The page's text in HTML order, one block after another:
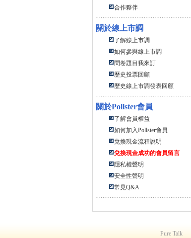
合作夥伴
關於線上市調
了解線上市調
如何參與線上市調
問卷題目我來訂
歷史投票回顧
歷史線上市調發表回顧
關於Pollster會員
了解會員權益
如何加入Pollster會員
兌換現金流程說明
兌換現金成功的會員留言
隱私權聲明
安全性聲明
常見Q&A
Pure Talk